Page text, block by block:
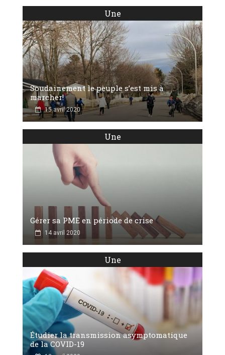
Une
Soudainement le peuple s’est mis à
marcher!
15 avril 2020
Une
Gérer sa PME en période de crise
14 avril 2020
Une
Étudier la transmission asymptomatique
de la COVID-19